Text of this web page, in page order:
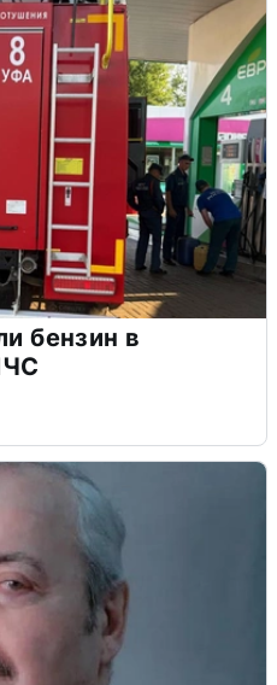
бензин в